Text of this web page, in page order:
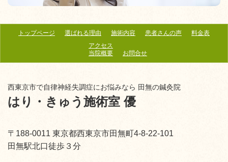
トップページ 選ばれる理由 施術内容 患者さんの声
料金表
アクセス
当院概要
お問合せ
西東京市で自律神経失調症にお悩みなら 田無の鍼灸院
はり・きゅう施術室 優
〒188-0011 東京都西東京市田無町4-8-22-101
田無駅北口徒歩３分